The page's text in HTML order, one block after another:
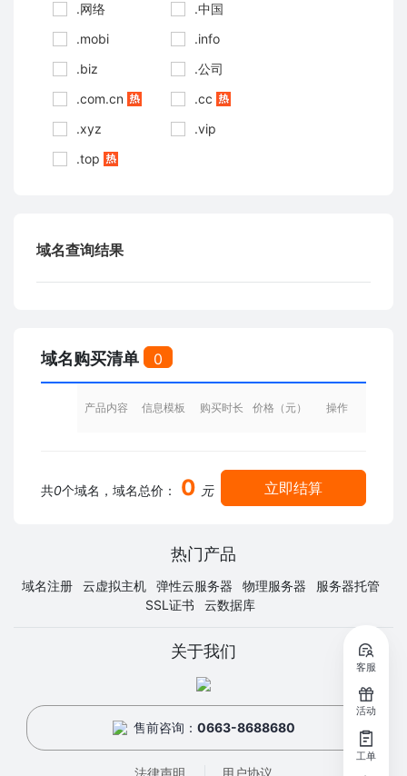
.网络
.中国
.mobi
.info
.biz
.公司
.com.cn
.cc
.xyz
.vip
.top
域名查询结果
域名购买清单 0
产品内容 信息模板 购买时长 价格（元） 操作
共0个域名，域名总价： 0 元 立即结算
热门产品
域名注册 云虚拟主机 弹性云服务器 物理服务器
服务器托管
SSL证书
云数据库
关于我们
售前咨询： 0663-8688680
法律声明 用户协议
客服
活动
工单